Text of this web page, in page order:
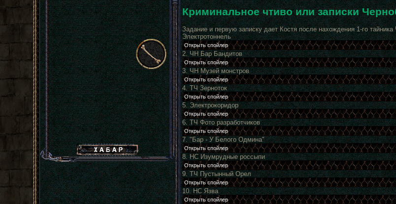
Криминальное чтиво или записки
Задание и первую записку дает Костя после нахождения 1-го
Электротоннель
2. ЧН Бар Бандитов
3. ЧН Музей монстров
4. ТЧ Зерноток
5. Электрокоридор
6. ТЧ Фото разработчиков
7. "Бар - У Белого Одмина"
8. НС Изумрудные россыпи
9. ТЧ Пустынный Орел
10. НС Язва
Хабар сталкера